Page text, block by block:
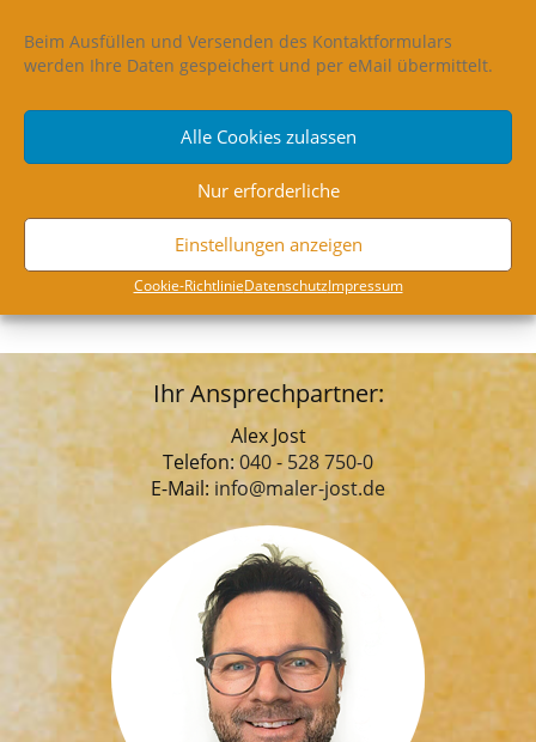
Beim Ausfüllen und Versenden des Kontaktformulars
werden Ihre Daten gespeichert und per eMail übermittelt.
Alle Cookies zulassen
Nur erforderliche
Einstellungen anzeigen
Coo­kie-Richt­li­nieDaten­schutzImpres­sum
weitere Änderungen
Ihr Ansprechpartner:
Alex Jost
Telefon:040 - 528 750-0
E-Mail: info@maler-jost.de